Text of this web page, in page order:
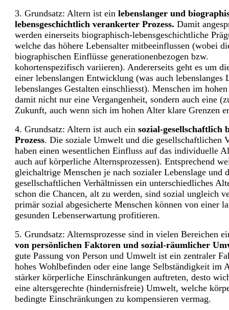
3. Grundsatz: Altern ist ein lebenslanger und
lebensgeschichtlich verankerter Prozess. Damit
werden einerseits biographisch-lebensgeschichtliche
welche das höhere Lebensalter mitbeeinflussen (wobei
biographischen Einflüsse generationenbezogen bzw.
kohortenspezifisch variieren). Andererseits geht es um
einer lebenslangen Entwicklung (was auch lebenslanges
lebenslanges Gestalten einschliesst). Menschen im
damit nicht nur eine Vergangenheit, sondern auch eine
Zukunft, auch wenn sich im hohen Alter klare Grenzen
4. Grundsatz: Altern ist auch ein sozial-gesellschaftlich
Prozess. Die soziale Umwelt und die gesellschaftlichen
haben einen wesentlichen Einfluss auf das individuelle
auch auf körperliche Alternsprozessen). Entsprechend
gleichaltrige Menschen je nach sozialer Lebenslage und
gesellschaftlichen Verhältnissen ein unterschiedliches
schon die Chancen, alt zu werden, sind sozial ungleich
primär sozial abgesicherte Menschen können von einer
gesunden Lebenserwartung profitieren.
5. Grundsatz: Alternsprozesse sind in vielen Bereichen
von persönlichen Faktoren und sozial-räumlicher
gute Passung von Person und Umwelt ist ein zentraler
hohes Wohlbefinden oder eine lange Selbständigkeit im
stärker körperliche Einschränkungen auftreten, desto
eine altersgerechte (hindernisfreie) Umwelt, welche
bedingte Einschränkungen zu kompensieren vermag.